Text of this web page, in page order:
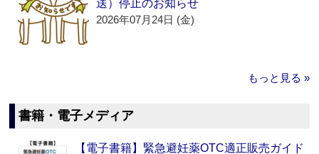
送）停止のお知らせ
2026年07月24日 (金)
もっと見る »
書籍・電子メディア
【電子書籍】緊急避妊薬OTC適正販売ガイド